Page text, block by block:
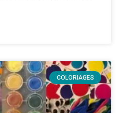
COLORIAGES